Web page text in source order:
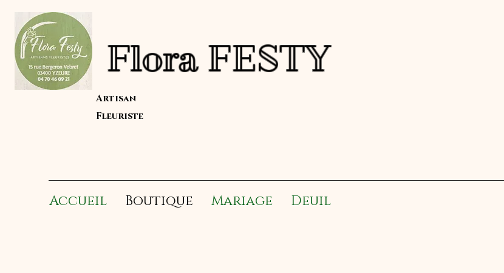
Flora FESTY
Artisan
Fleuriste
Accueil Boutique Mariage Deuil